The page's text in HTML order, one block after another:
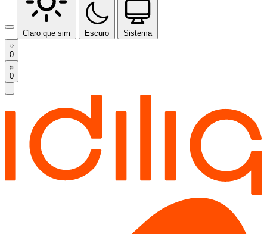
Claro que sim Escuro Sistema
0
0